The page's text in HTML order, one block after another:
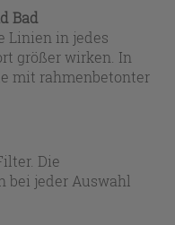
Bad
Linien in jedes
größer wirken. In
mit rahmenbetonter
glänzendem Finish –
passen warme
Lärche (auch in
zu
oder urbanen
den Spiegel, der Ihre
Die
bei jeder Auswahl